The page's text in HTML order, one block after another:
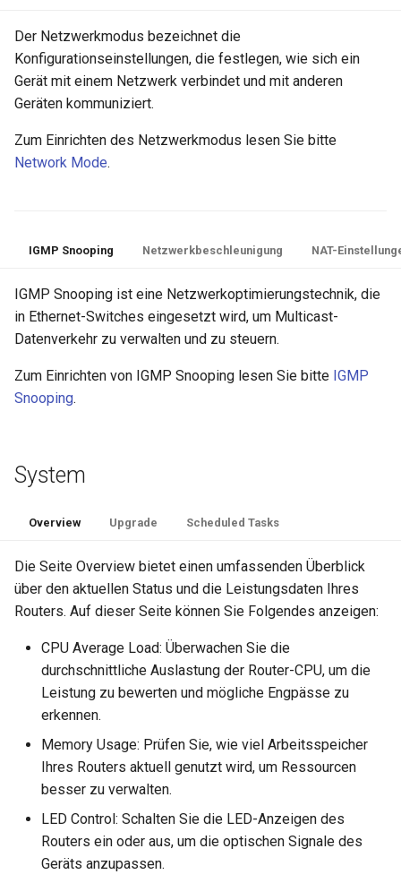
Der Netzwerkmodus bezeichnet die
Konfigurationseinstellungen, die festlegen, wie sich ein
Gerät mit einem Netzwerk verbindet und mit anderen
Geräten kommuniziert.
Zum Einrichten des Netzwerkmodus lesen Sie bitte
Network Mode.
IGMP Snooping Netzwerkbeschleunigung NAT-
IGMP Snooping ist eine Netzwerkoptimierungstechnik, die
in Ethernet-Switches eingesetzt wird, um Multicast-
Datenverkehr zu verwalten und zu steuern.
Zum Einrichten von IGMP Snooping lesen Sie bitte IGMP
Snooping.
System
Overview Upgrade Scheduled Tasks
Die Seite Overview bietet einen umfassenden Überblick
über den aktuellen Status und die Leistungsdaten Ihres
Routers. Auf dieser Seite können Sie Folgendes anzeigen:
CPU Average Load: Überwachen Sie die
durchschnittliche Auslastung der Router-CPU, um die
Leistung zu bewerten und mögliche Engpässe zu
erkennen.
Memory Usage: Prüfen Sie, wie viel Arbeitsspeicher
Ihres Routers aktuell genutzt wird, um Ressourcen
besser zu verwalten.
LED Control: Schalten Sie die LED-Anzeigen des
Routers ein oder aus, um die optischen Signale des
Geräts anzupassen.